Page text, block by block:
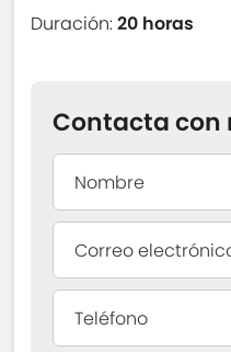
Duración:20 horas
Contacta con